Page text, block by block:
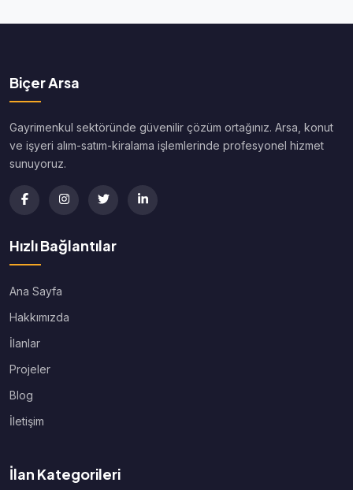
Biçer Arsa
Gayrimenkul sektöründe güvenilir çözüm ortağınız. Arsa, konut
ve işyeri alım-satım-kiralama işlemlerinde profesyonel hizmet
sunuyoruz.
Hızlı Bağlantılar
Ana Sayfa
Hakkımızda
İlanlar
Projeler
Blog
İletişim
İlan Kategorileri